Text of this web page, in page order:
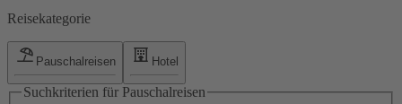
Reisekategorie
Pauschalreisen Hotel
Suchkriterien für Pauschalreisen